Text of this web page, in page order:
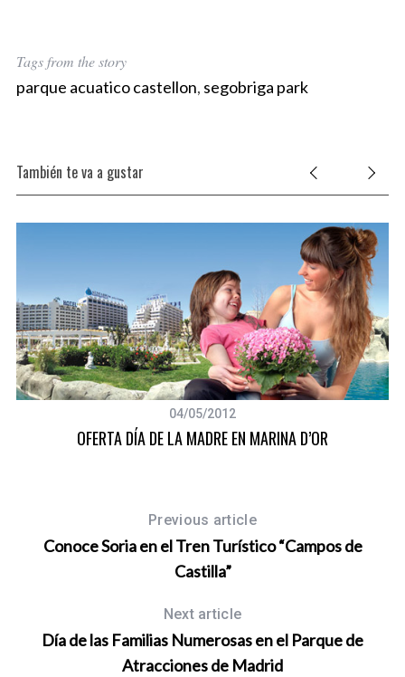
Tags from the story
parque acuatico castellon, segobriga park
También te va a gustar
04/05/2012
OFERTA DÍA DE LA MADRE EN MARINA D’OR
Previous article
Conoce Soria en el Tren Turístico “Campos de
Castilla”
Next article
Día de las Familias Numerosas en el Parque de
Atracciones de Madrid